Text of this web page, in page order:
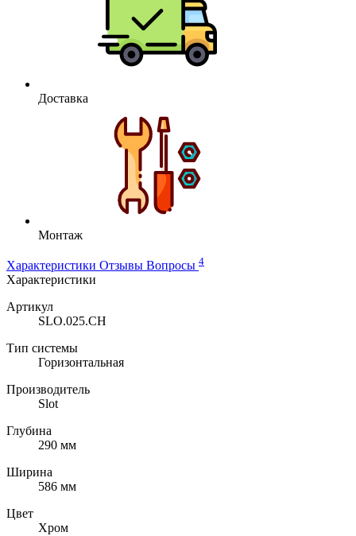
Доставка
Монтаж
Характеристики Отзывы Вопросы 4
Характеристики
Артикул
SLO.025.CH
Тип системы
Горизонтальная
Производитель
Slot
Глубина
290 мм
Ширина
586 мм
Цвет
Хром